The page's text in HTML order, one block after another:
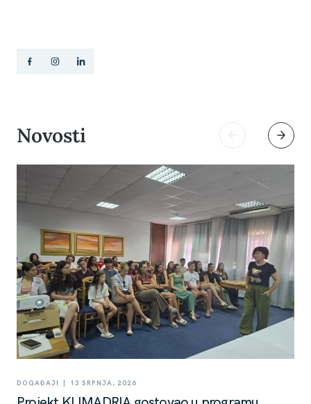
Novosti
DOGAĐAJI | 13 SRPNJA, 2026